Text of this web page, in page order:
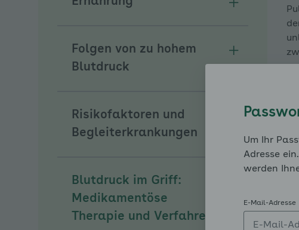
Um Ihr
Adresse
werden
E-Mail-Adresse
Untermenü
Folgen von zu hohem
Blutdruck
Risikofaktoren und
Begleiterkrankungen
Blutdruck im Griff:
Medikamentöse
Therapie und Verfahren
Untermenü